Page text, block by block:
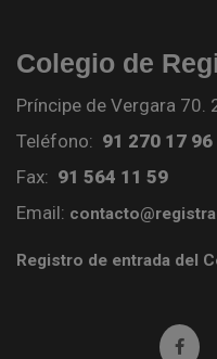
Colegio de
Príncipe de Vergara 70.
Teléfono: 91 270 17 96
Fax: 91 564 11 59
Email:
Registro de entrada del
Ir a